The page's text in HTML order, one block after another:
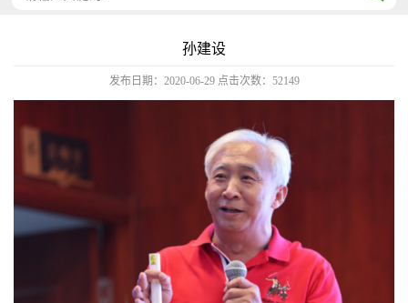
孙建设
发布日期：2020-06-29 点击次数： 52149